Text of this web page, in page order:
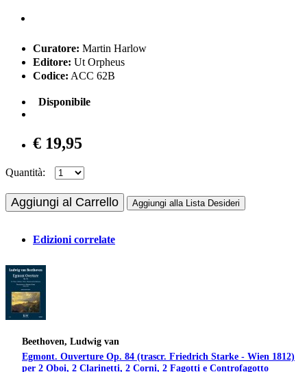
Curatore: Martin Harlow
Editore: Ut Orpheus
Codice: ACC 62B
Disponibile
€ 19,95
Quantità:
Aggiungi al Carrello Aggiungi alla Lista Desideri
Edizioni correlate
Beethoven, Ludwig van
Egmont. Ouverture Op. 84 (trascr. Friedrich Starke - Wien 1812)
per 2 Oboi, 2 Clarinetti, 2 Corni, 2 Fagotti e Controfagotto